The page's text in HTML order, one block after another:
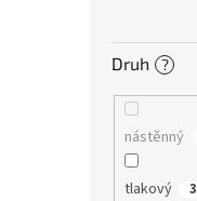
Druh ?
nástěnný
tlakový 3